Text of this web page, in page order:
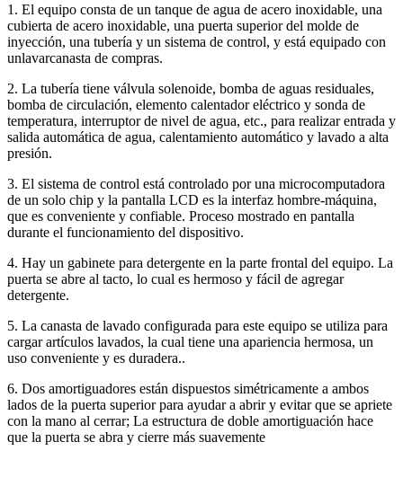
1. El equipo consta de un tanque de agua de acero inoxidable, una
cubierta de acero inoxidable, una puerta superior del molde de
inyección, una tubería y un sistema de control, y está equipado con
unlavarcanasta de compras.
2. La tubería tiene válvula solenoide, bomba de aguas residuales,
bomba de circulación, elemento calentador eléctrico y sonda de
temperatura, interruptor de nivel de agua, etc., para realizar entrada y
salida automática de agua, calentamiento automático y lavado a alta
presión.
3. El sistema de control está controlado por una microcomputadora
de un solo chip y la pantalla LCD es la interfaz hombre-máquina,
que es conveniente y confiable. Proceso mostrado en pantalla
durante el funcionamiento del dispositivo.
4. Hay un gabinete para detergente en la parte frontal del equipo. La
puerta se abre al tacto, lo cual es hermoso y fácil de agregar
detergente.
5. La canasta de lavado configurada para este equipo se utiliza para
cargar artículos lavados, la cual tiene una apariencia hermosa, un
uso conveniente y es duradera..
6. Dos amortiguadores están dispuestos simétricamente a ambos
lados de la puerta superior para ayudar a abrir y evitar que se apriete
con la mano al cerrar; La estructura de doble amortiguación hace
que la puerta se abra y cierre más suavemente